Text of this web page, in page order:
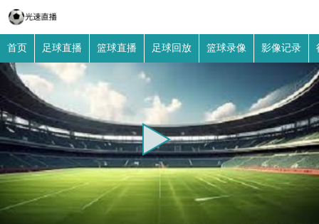
首页 足球直播 篮球直播 足球回放 篮球录像 影像记录